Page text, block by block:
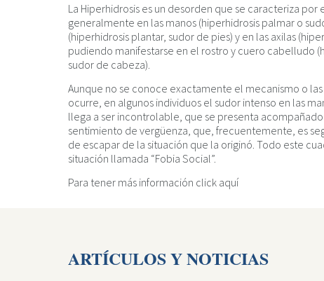
La Hiperhidrosis es un desorden que se caracteriza por
generalmente en las manos (hiperhidrosis palmar o
(hiperhidrosis plantar, sudor de pies) y en las axilas
pudiendo manifestarse en el rostro y cuero cabelludo
sudor de cabeza).
Aunque no se conoce exactamente el mecanismo o las
ocurre, en algunos individuos el sudor intenso en las
llega a ser incontrolable, que se presenta
sentimiento de vergüenza, que, frecuentemente, es
de escapar de la situación que la originó. Todo este
situación llamada “Fobia Social”.
Para tener más información click aquí
ARTÍCULOS Y NOTICIAS